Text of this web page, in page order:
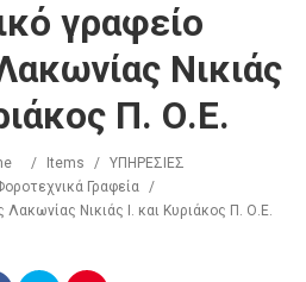
γραφείο
Νικιάς
Π. Ο.Ε.
/ Items /
ΥΠΗΡΕΣΙΕΣ
Γραφεία /
Νικιάς Ι. και Κυριάκος Π. Ο.Ε.